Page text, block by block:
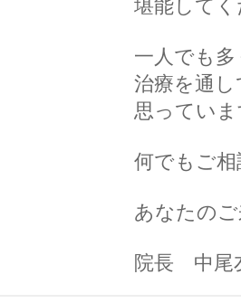
堪能して
一人でも
治療を通
思ってい
何でもご
あなたの
院長 中尾